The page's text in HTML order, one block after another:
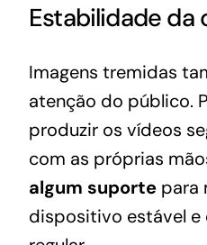
Estabilidade da
Imagens tremidas
atenção do público.
produzir os vídeos
com as próprias
algum suportepara
dispositivo estável e